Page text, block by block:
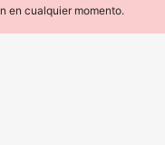
AÑADIR A LA BOLSA
en cualquier momento.